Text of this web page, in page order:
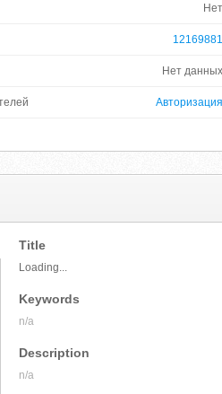
Нет
12169881
Нет данных
Авторизация
Title
Loading...
Keywords
n/a
Description
n/a